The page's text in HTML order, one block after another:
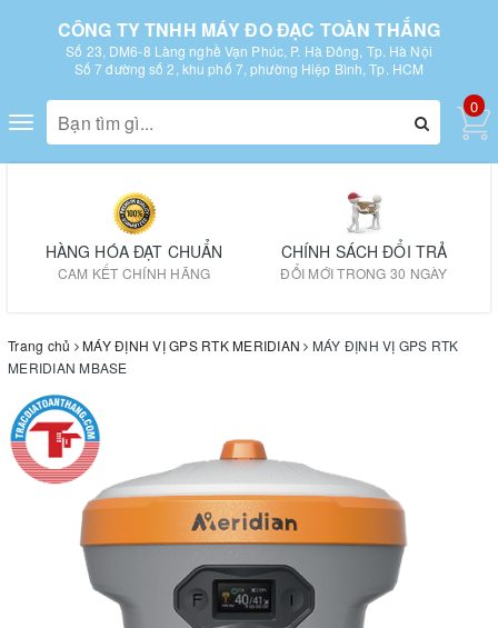
CÔNG TY TNHH MÁY ĐO ĐẠC TOÀN THẮNG
Số 23, DM6-8 Làng nghề Vạn Phúc, P. Hà Đông, Tp. Hà Nội
Số 7 đường số 2, khu phố 7, phường Hiệp Bình, Tp. HCM
Toggle
navigation
0
HÀNG HÓA ĐẠT CHUẨN
CAM KẾT CHÍNH HÃNG
CHÍNH SÁCH ĐỔI TRẢ
ĐỔI MỚI TRONG 30 NGÀY
Trang chủ MÁY ĐỊNH VỊ GPS RTK MERIDIAN
MÁY ĐỊNH VỊ GPS RTK
MERIDIAN MBASE